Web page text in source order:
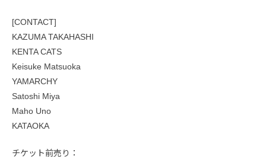
[CONTACT]
KAZUMA TAKAHASHI
KENTA CATS
Keisuke Matsuoka
YAMARCHY
Satoshi Miya
Maho Uno
KATAOKA
チケット前売り：